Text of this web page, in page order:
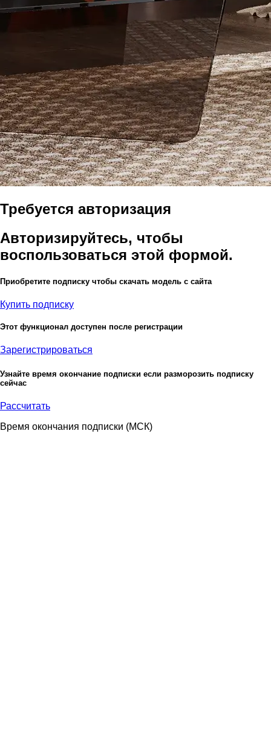
Требуется авторизация
Авторизируйтесь, чтобы
воспользоваться этой формой.
Приобретите подписку чтобы скачать модель с сайта
Купить подписку
Этот функционал доступен после регистрации
Зарегистрироваться
Узнайте время окончание подписки если разморозить подписку
сейчас
Рассчитать
Время окончания подписки (МСК)